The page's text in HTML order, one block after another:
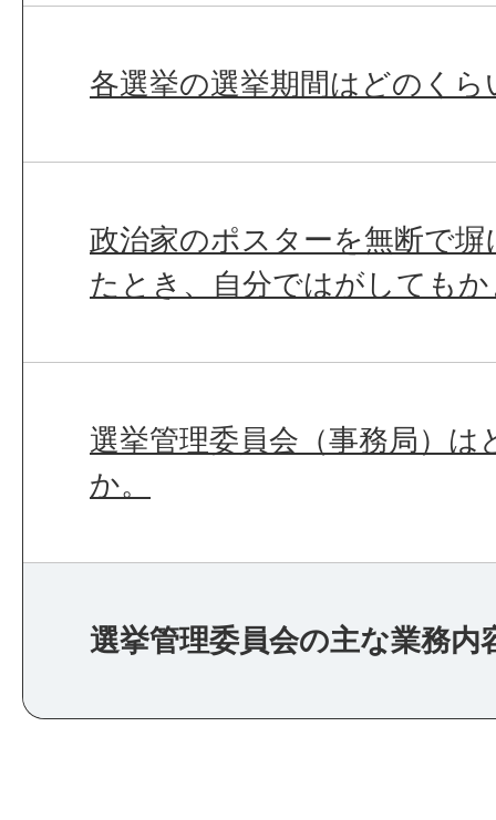
各選挙の選挙期間はどのく
政治家のポスターを無断で
たとき、自分ではがしても
選挙管理委員会（事務局）は
か。
選挙管理委員会の主な業務内